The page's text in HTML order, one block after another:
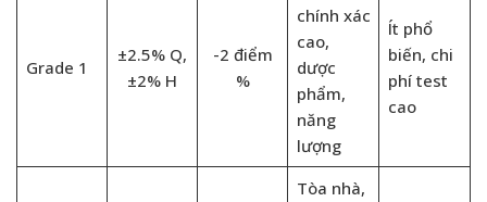
Grade 1
±2.5% Q,
±2% H
-2 điểm
%
chính xác
cao,
dược
phẩm,
năng
lượng
Ít phổ
biến, chi
phí test
cao
Tòa nhà,